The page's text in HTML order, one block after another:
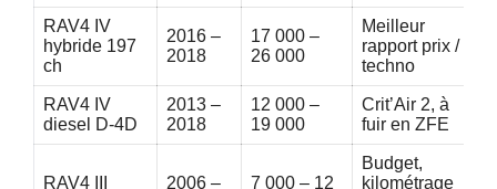
RAV4 IV
hybride 197
ch
2016 –
2018
17 000 –
26 000
Meilleur
rapport prix /
techno
RAV4 IV
diesel D-4D
2013 –
2018
12 000 –
19 000
Crit’Air 2, à
fuir en ZFE
RAV4 III 2006 – 7 000 – 12
Budget,
kilométrage